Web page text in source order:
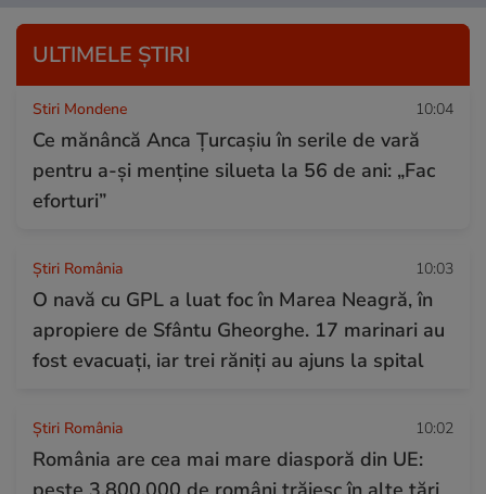
ULTIMELE ȘTIRI
Stiri Mondene 10:04
Ce mănâncă Anca Țurcașiu în serile de vară
pentru a-și menține silueta la 56 de ani: „Fac
eforturi”
Știri România 10:03
O navă cu GPL a luat foc în Marea Neagră, în
apropiere de Sfântu Gheorghe. 17 marinari au
fost evacuați, iar trei răniți au ajuns la spital
Știri România 10:02
România are cea mai mare diasporă din UE: